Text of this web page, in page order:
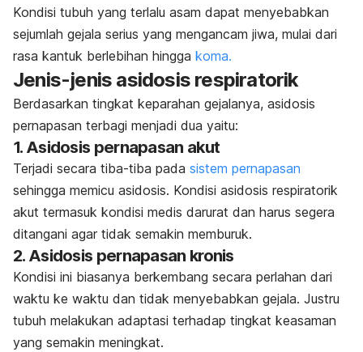
Kondisi tubuh yang terlalu asam dapat menyebabkan
sejumlah gejala serius yang mengancam jiwa, mulai dari
rasa kantuk berlebihan hingga koma.
Jenis-jenis asidosis respiratorik
Berdasarkan tingkat keparahan gejalanya, asidosis
pernapasan terbagi menjadi dua yaitu:
1. Asidosis pernapasan akut
Terjadi secara tiba-tiba pada sistem pernapasan
sehingga memicu asidosis. Kondisi asidosis respiratorik
akut termasuk kondisi medis darurat dan harus segera
ditangani agar tidak semakin memburuk.
2. Asidosis pernapasan kronis
Kondisi ini biasanya berkembang secara perlahan dari
waktu ke waktu dan tidak menyebabkan gejala. Justru
tubuh melakukan adaptasi terhadap tingkat keasaman
yang semakin meningkat.